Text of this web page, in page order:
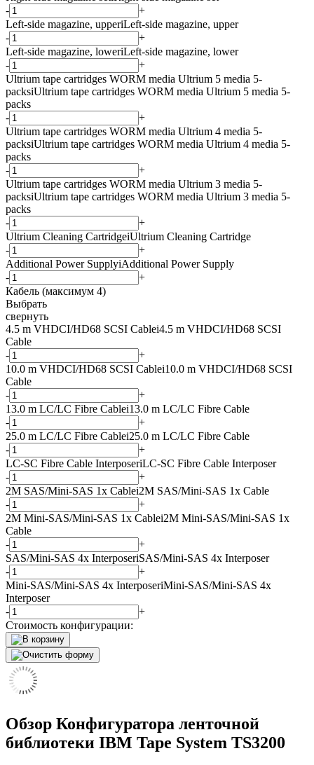
-
+
Left-side magazine, upperiLeft-side magazine, upper
-
+
Left-side magazine, loweriLeft-side magazine, lower
-
+
Ultrium tape cartridges WORM media Ultrium 5 media 5-
packsiUltrium tape cartridges WORM media Ultrium 5 media 5-
packs
-
+
Ultrium tape cartridges WORM media Ultrium 4 media 5-
packsiUltrium tape cartridges WORM media Ultrium 4 media 5-
packs
-
+
Ultrium tape cartridges WORM media Ultrium 3 media 5-
packsiUltrium tape cartridges WORM media Ultrium 3 media 5-
packs
-
+
Ultrium Cleaning CartridgeiUltrium Cleaning Cartridge
-
+
Additional Power SupplyiAdditional Power Supply
-
+
Кабель (максимум 4)
Выбрать
свернуть
4.5 m VHDCI/HD68 SCSI Cablei4.5 m VHDCI/HD68 SCSI
Cable
-
+
10.0 m VHDCI/HD68 SCSI Cablei10.0 m VHDCI/HD68 SCSI
Cable
-
+
13.0 m LC/LC Fibre Cablei13.0 m LC/LC Fibre Cable
-
+
25.0 m LC/LC Fibre Cablei25.0 m LC/LC Fibre Cable
-
+
LC-SC Fibre Cable InterposeriLC-SC Fibre Cable Interposer
-
+
2M SAS/Mini-SAS 1x Cablei2M SAS/Mini-SAS 1x Cable
-
+
2M Mini-SAS/Mini-SAS 1x Cablei2M Mini-SAS/Mini-SAS 1x
Cable
-
+
SAS/Mini-SAS 4x InterposeriSAS/Mini-SAS 4x Interposer
-
+
Mini-SAS/Mini-SAS 4x InterposeriMini-SAS/Mini-SAS 4x
Interposer
-
+
Стоимость конфигурации:
Обзор Конфигуратора ленточной
библиотеки IBM Tape System TS3200